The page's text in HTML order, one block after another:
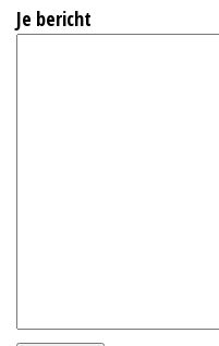
Je bericht